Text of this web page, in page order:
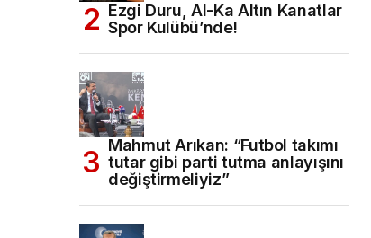
Ezgi Duru, Al-Ka Altın Kanatlar
Spor Kulübü’nde!
Mahmut Arıkan: “Futbol takımı
tutar gibi parti tutma anlayışını
değiştirmeliyiz”